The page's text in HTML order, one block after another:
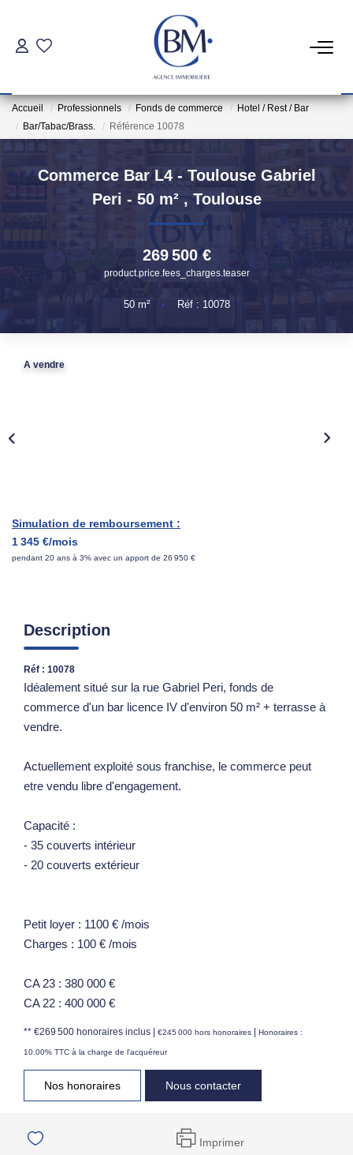
PARTICULIERS
Location
COMMERCES ET BUREAUX
Location Locaux Professionnels
Accueil Professionnels Fonds de commerce
Hotel / Rest / Bar
Bar/Tabac/Brass.
Référence 10078
Commerce Bar L4 - Toulouse Gabriel
Peri - 50 m² , Toulouse
269 500 €
product.price.fees_charges.teaser
50m² • Réf : 10078
A vendre
Simulation de remboursement :
1 345 €/mois
pendant 20 ans à 3% avec un apport de 26 950 €
Description
Réf : 10078
Idéalement situé sur la rue Gabriel Peri, fonds de
commerce d'un bar licence IV d'environ 50 m² + terrasse à
vendre.
Actuellement exploité sous franchise, le commerce peut
etre vendu libre d'engagement.
Capacité :
- 35 couverts intérieur
- 20 couverts extérieur
Petit loyer : 1100 € /mois
Charges : 100 € /mois
CA 23 : 380 000 €
CA 22 : 400 000 €
** €269 500 honoraires inclus | €245 000 hors honoraires | Honoraires :
10.00% TTC à la charge de l'acquéreur
Nos honoraires Nous contacter
Imprimer